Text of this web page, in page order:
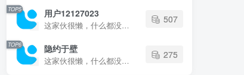
TOP5 用户12127023 507
TOP6 隐约于壁 275